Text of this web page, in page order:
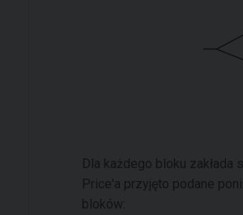
Dla każdego bloku zakłada
Price'a przyjęto podane
bloków: